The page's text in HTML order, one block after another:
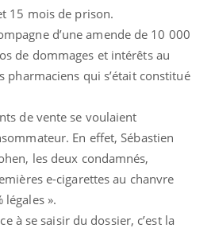
15 mois de prison.
d’une amende de 10 000
de dommages et intérêts au
pharmaciens qui s’était constitué
de vente se voulaient
En effet, Sébastien
les deux condamnés,
e-cigarettes au chanvre
légales ».
à se saisir du dossier, c’est la